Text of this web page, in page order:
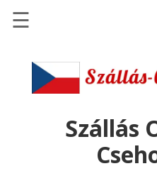
Szállások
Szállásinfo.eu
pénzvisszatérítéssel
☰
Szállás